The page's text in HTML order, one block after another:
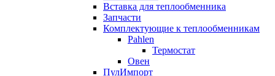
Вставка для теплообменника
Запчасти
Комплектующие к теплообменникам
Pahlen
Термостат
Овен
ПулИмпорт